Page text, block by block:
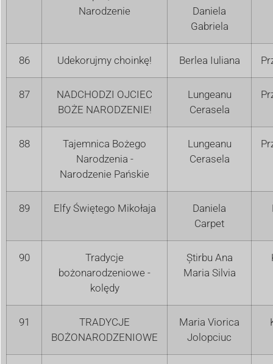
Narodzenie
Daniela
Gabriela
86 Udekorujmy choinkę! Berlea Iuliana
87
NADCHODZI OJCIEC
BOŻE NARODZENIE!
Lungeanu
Cerasela
88
Tajemnica Bożego
Narodzenia -
Narodzenie Pańskie
Lungeanu
Cerasela
89 Elfy Świętego Mikołaja
Daniela
Carpet
90
Tradycje
bożonarodzeniowe -
kolędy
Știrbu Ana
Maria Silvia
91
TRADYCJE
BOŻONARODZENIOWE
Maria Viorica
Jolopciuc